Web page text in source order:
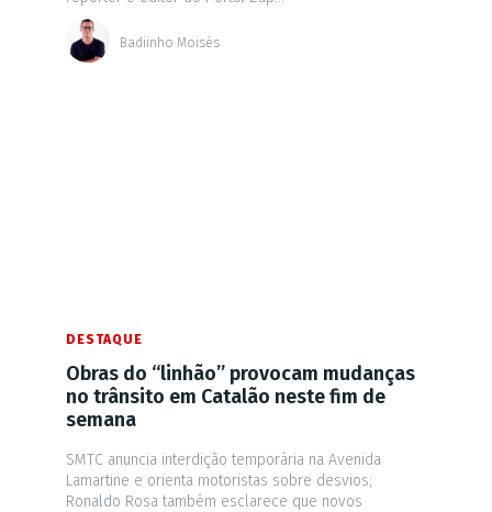
Badiinho Moisés
DESTAQUE
Obras do “linhão” provocam mudanças
no trânsito em Catalão neste fim de
semana
SMTC anuncia interdição temporária na Avenida
Lamartine e orienta motoristas sobre desvios;
Ronaldo Rosa também esclarece que novos